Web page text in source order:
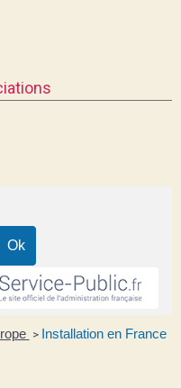
> Installation en France